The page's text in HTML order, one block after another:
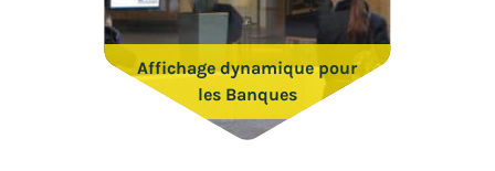
Affichage dynamique pour
les Banques